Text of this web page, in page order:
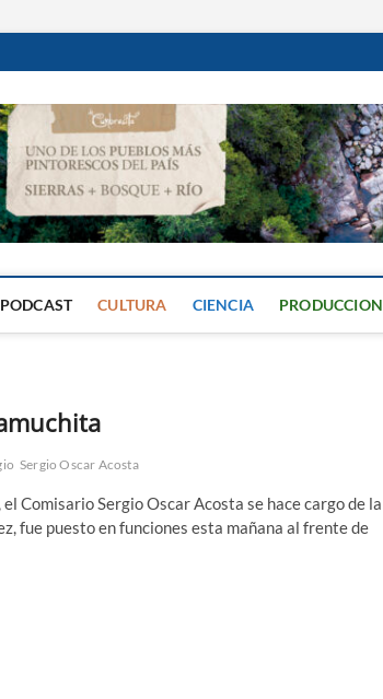
Digital
DEL VALLE DE CALAMUCHITA
PODCAST CULTURA CIENCIA PRODUCCION
Sergio Oscar Acosta
Comisario Sergio Oscar Acosta se hace cargo de la
fue puesto en funciones esta mañana al frente de